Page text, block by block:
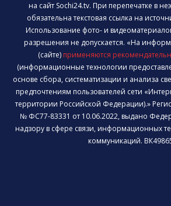
на сайт Sochi24.tv. При перепечатке в
обязательна текстовая ссылка на
Использование фото- и
разрешения не допускается. «На
(сайте) применяются
(информационные технологии
основе сбора, систематизации и анализа
предпочтениям пользователей сети
территории Российской Федерации).»
№ ФС77-83331 от 10.06.2022, выдано
надзору в сфере связи, информационных
коммуникаций.